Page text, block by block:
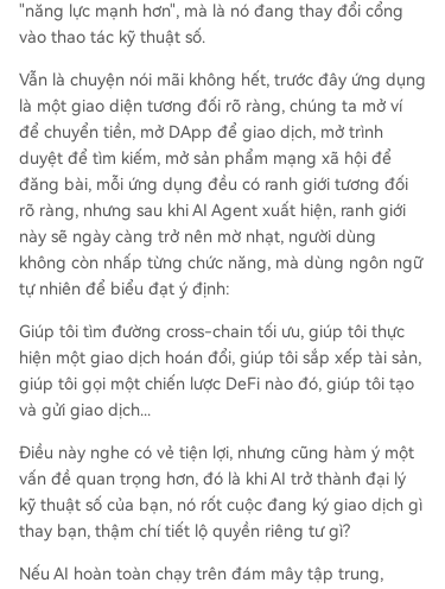
"năng lực mạnh hơn", mà là nó đang thay đổi cổng
vào thao tác kỹ thuật số.
Vẫn là chuyện nói mãi không hết, trước đây ứng dụng
là một giao diện tương đối rõ ràng, chúng ta mở ví
để chuyển tiền, mở DApp để giao dịch, mở trình
duyệt để tìm kiếm, mở sản phẩm mạng xã hội để
đăng bài, mỗi ứng dụng đều có ranh giới tương đối
rõ ràng, nhưng sau khi AI Agent xuất hiện, ranh giới
này sẽ ngày càng trở nên mờ nhạt, người dùng
không còn nhấp từng chức năng, mà dùng ngôn ngữ
tự nhiên để biểu đạt ý định:
Giúp tôi tìm đường cross-chain tối ưu, giúp tôi thực
hiện một giao dịch hoán đổi, giúp tôi sắp xếp tài sản,
giúp tôi gọi một chiến lược DeFi nào đó, giúp tôi tạo
và gửi giao dịch...
Điều này nghe có vẻ tiện lợi, nhưng cũng hàm ý một
vấn đề quan trọng hơn, đó là khi AI trở thành đại lý
kỹ thuật số của bạn, nó rốt cuộc đang ký giao dịch gì
thay bạn, thậm chí tiết lộ quyền riêng tư gì?
Nếu AI hoàn toàn chạy trên đám mây tập trung,